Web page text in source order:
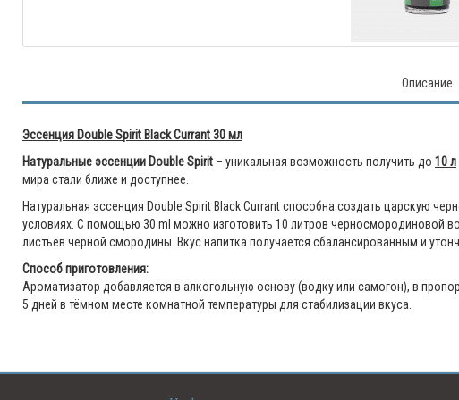
Описание
Эссенция Double Spirit Black Currant 30 мл
Натуральные эссенции Double Spirit – уникальная возможность получить до 10 л
мира стали ближе и доступнее.
Натуральная эссенция Double Spirit Black Currant способна создать царскую
условиях. С помощью 30 ml можно изготовить 10 литров черносмородиновой
листьев черной смородины. Вкус напитка получается сбалансированным и
Способ приготовления:
Ароматизатор добавляется в алкогольную основу (водку или самогон), в
5 дней в тёмном месте комнатной температуры для стабилизации вкуса.